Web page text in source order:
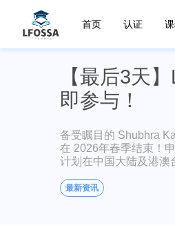
首页 认证
【最后3天
即参与！
备受瞩目的 Shubhra
在 2026年春季结束！
计划在中国大陆及港澳
最新资讯